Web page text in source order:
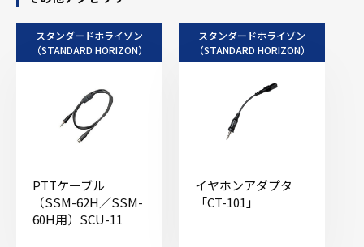
スタンダードホライゾン
（STANDARD HORIZON）
PTTケーブル
（SSM-62H／SSM-
60H用）SCU-11
スタンダードホライゾン
（STANDARD HORIZON）
イヤホンアダプタ
「CT-101」